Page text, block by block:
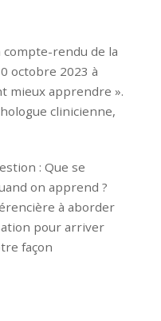
rendu de la
octobre 2023 à
mieux apprendre ».
clinicienne,
: Que se
on apprend ?
à aborder
pour arriver
façon